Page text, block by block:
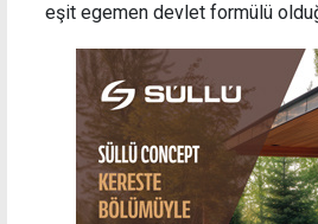
eşit egemen devlet formülü